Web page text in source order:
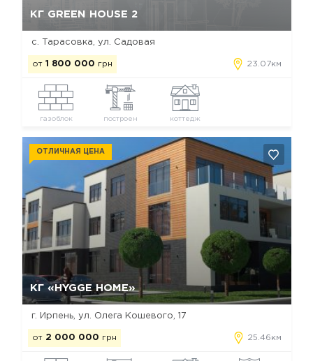
КГ GREEN HOUSE 2
с. Тарасовка, ул. Садовая
от 1 800 000 грн 23.07км
газоблок построен коттедж
КГ «HYGGE HOME»
ОТЛИЧНАЯ ЦЕНА
г. Ирпень, ул. Олега Кошевого, 17
от 2 000 000 грн 25.46км